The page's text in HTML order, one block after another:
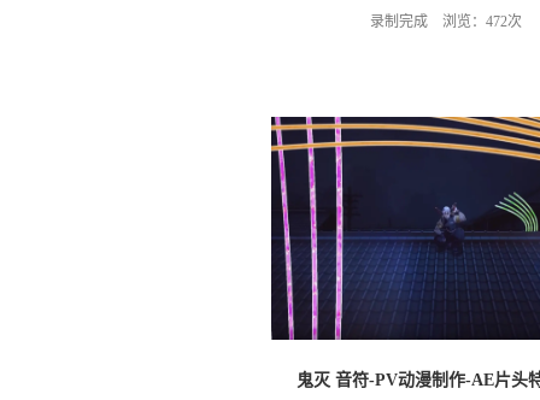
录制完成 浏览：472次
鬼灭 音符-PV动漫制作-AE片头